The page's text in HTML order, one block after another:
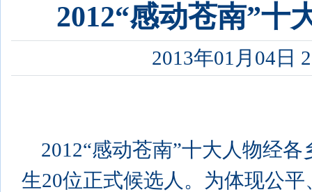
2012“感动苍南”十
2013年01月04日
2012“感动苍南”十大人物经
生20位正式候选人。为体现公